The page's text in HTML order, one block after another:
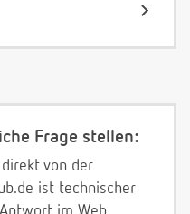
Frage stellen:
von der
ist technischer